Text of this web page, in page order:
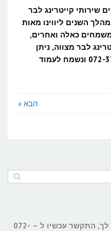
שירותי קייטרינג לבר
מ -15 שנה. במהלך השנים ליווינו מאות
כאלה ואחרים,
לבר מצווה, ניתן
ליצור עימנו קשר ב – 072-3717350 ונשמח לעמוד
הבא »
יש לנו עוד הרבה דברים להראות לך, התקשר עכשיו ל – 072-